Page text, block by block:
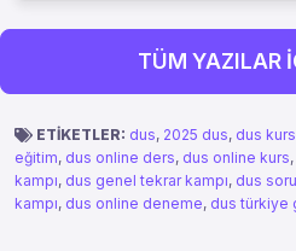
TÜM YAZILAR
ETİKETLER: dus, 2025 dus, dus
eğitim, dus online ders, dus online kurs,
kampı, dus genel tekrar kampı, dus
kampı, dus online deneme, dus türkiye